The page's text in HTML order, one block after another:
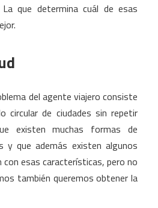
que determina cuál de esas
del agente viajero consiste
circular de ciudades sin repetir
existen muchas formas de
y que además existen algunos
con esas características, pero no
también queremos obtener la